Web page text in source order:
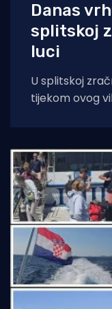
Danas
splitskoj
luci
U splitskoj
tijekom ovog